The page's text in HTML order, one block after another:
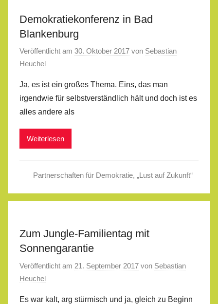
Demokratiekonferenz in Bad
Blankenburg
Veröffentlicht am 30. Oktober 2017 von Sebastian
Heuchel
Ja, es ist ein großes Thema. Eins, das man
irgendwie für selbstverständlich hält und doch ist es
alles andere als
Weiterlesen
Partnerschaften für Demokratie, „Lust auf Zukunft“
Zum Jungle-Familientag mit
Sonnengarantie
Veröffentlicht am 21. September 2017 von Sebastian
Heuchel
Es war kalt, arg stürmisch und ja, gleich zu Beginn